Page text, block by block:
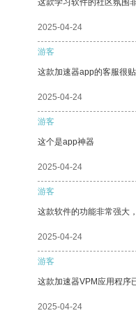
这款学习软件的社区氛围
2025-04-24
游客
这款加速器app的客服很
2025-04-24
游客
这个是app神器
2025-04-24
游客
这款软件的功能非常强大
2025-04-24
游客
这款加速器VPM应用程序
2025-04-24